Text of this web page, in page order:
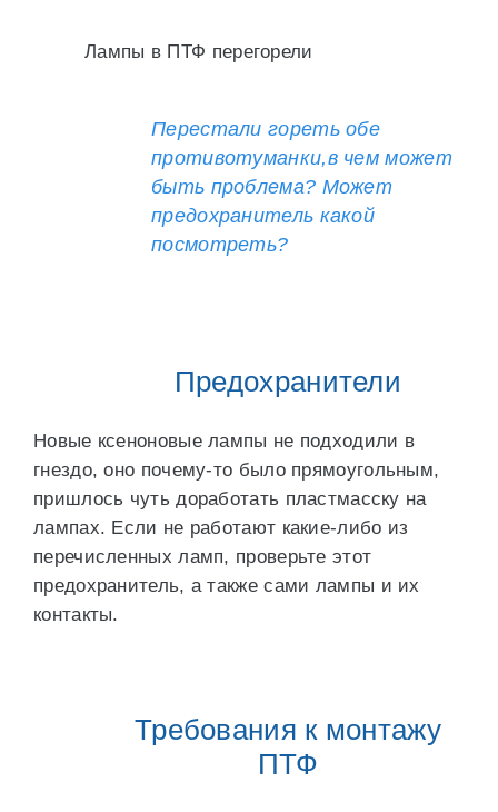
Лампы в ПТФ перегорели
Перестали гореть обе
противотуманки,в чем может
быть проблема? Может
предохранитель какой
посмотреть?
Предохранители
Новые ксеноновые лампы не подходили в
гнездо, оно почему-то было прямоугольным,
пришлось чуть доработать пластмасску на
лампах. Если не работают какие-либо из
перечисленных ламп, проверьте этот
предохранитель, а также сами лампы и их
контакты.
Требования к монтажу
ПТФ